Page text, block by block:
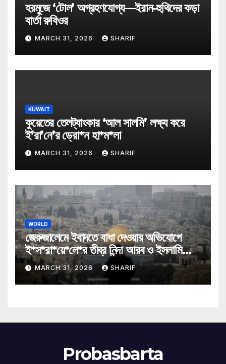
হরমুজে ‘টোল’ অগ্রহণযোগ্য—ইরান-হুথিদের কড়া
বার্তা রুবিওর
MARCH 31, 2026 SHARIF
KUWAIT
কুয়েতের তেলট্যাংকার ‘আল সালমি’ লক্ষ্য করে
ই’রা’নে’র ড্রো*ন হা*ম*লা
MARCH 31, 2026 SHARIF
WORLD
জেরুজালেমে ইবাদতে বাধা দেওয়ার অভিযোগে
ই*স*রা*য়ে*লে*র তীব্র নিন্দা আরব ও ইসলামি
মন্ত্রীদের
MARCH 31, 2026 SHARIF
Probasbarta